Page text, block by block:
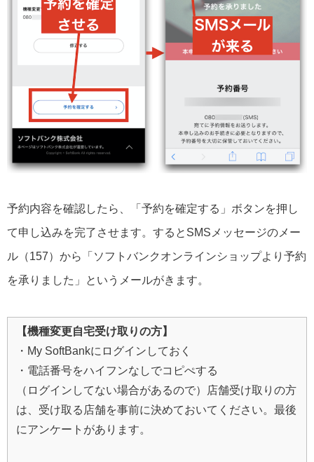
予約内容を確認したら、「予約を確定する」ボタンを押し
て申し込みを完了させます。するとSMSメッセージのメー
ル（157）から「ソフトバンクオンラインショップより予約
を承りました」というメールがきます。
【機種変更自宅受け取りの方】
・My SoftBankにログインしておく
・電話番号をハイフンなしでコピぺする
（ログインしてない場合があるので）店舗受け取りの方
は、受け取る店舗を事前に決めておいてください。最後
にアンケートがあります。